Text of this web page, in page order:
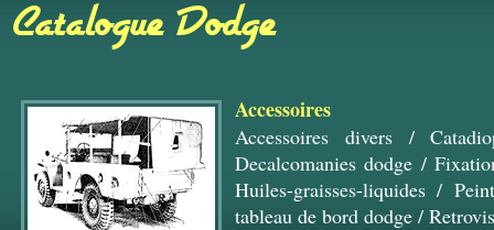
Catalogue Dodge
Accessoires
Accessoires divers/
Decalcomanies dodge /
Huiles-graisses-liquides /
tableau de bord dodge /